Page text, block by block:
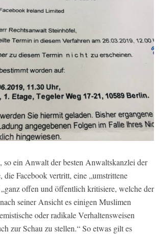
so ein Anwalt der besten Anwaltskanzlei der
Facebook vertritt, eine „umstrittene
offen und öffentlich kritisiere, welche der
seiner Ansicht es einigen Muslimen
oder radikale Verhaltensweisen
zur Schau zu stellen.“ So etwas gilt es